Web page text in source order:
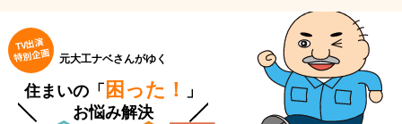
元大工ナベさんがゆく
住まいの「困った！ 」
お悩み解決